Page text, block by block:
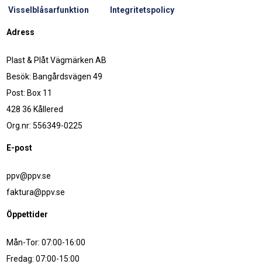
Visselblåsarfunktion
Integritetspolicy
Adress
Plast & Plåt Vägmärken AB
Besök: Bangårdsvägen 49
Post: Box 11
428 36 Kållered
Org.nr: 556349-0225
E-post
ppv@ppv.se
faktura@ppv.se
Öppettider
Mån-Tor: 07:00-16:00
Fredag: 07:00-15:00